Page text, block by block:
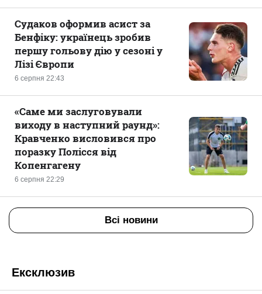
6 серпня 22:43
Судаков оформив асист за
Бенфіку: українець зробив
першу гольову дію у сезоні у
Лізі Європи
6 серпня 22:29
«Саме ми заслуговували
виходу в наступний раунд»:
Кравченко висловився про
поразку Полісся від
Копенгагену
Всі новини
Ексклюзив